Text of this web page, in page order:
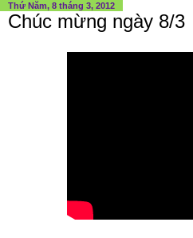
Thứ Năm, 8 tháng 3, 2012
Chúc mừng ngày 8/3